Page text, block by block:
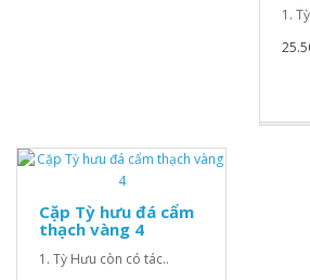
1.
Cặp Tỳ hưu đá cẩm
thạch vàng 4
1. Tỳ Hưu còn có tác..